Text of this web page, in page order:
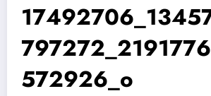
572926_o